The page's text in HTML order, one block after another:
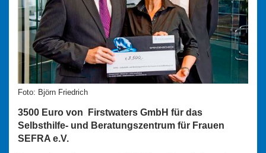
Foto: Björn Friedrich
3500 Euro von Firstwaters GmbH für das
Selbsthilfe- und Beratungszentrum für Frauen
SEFRA e.V.